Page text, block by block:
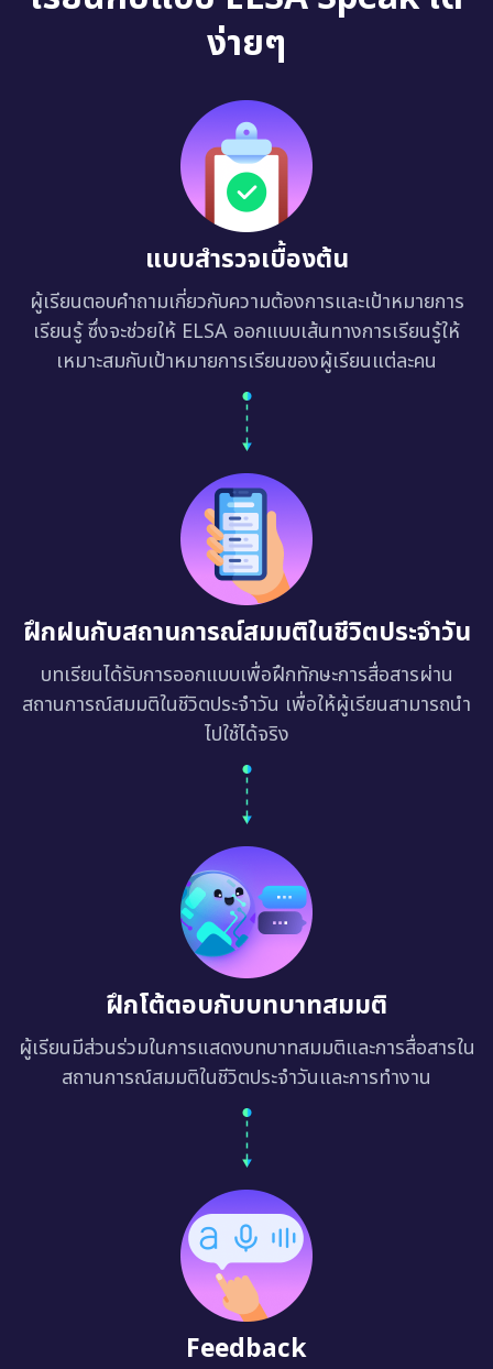
ง่ายๆ
แบบสำรวจเบื้องต้น
ผู้เรียนตอบคำถามเกี่ยวกับความต้องการและเป้าหมายการ
เรียนรู้ ซึ่งจะช่วยให้ ELSA ออกแบบเส้นทางการเรียนรู้ให้
เหมาะสมกับเป้าหมายการเรียนของผู้เรียนแต่ละคน
ฝึกฝนกับสถานการณ์สมมติในชีวิตประจำวัน
บทเรียนได้รับการออกแบบเพื่อฝึกทักษะการสื่อสารผ่าน
สถานการณ์สมมติในชีวิตประจำวัน เพื่อให้ผู้เรียนสามารถนำ
ไปใช้ได้จริง
ฝึกโต้ตอบกับบทบาทสมมติ
ผู้เรียนมีส่วนร่วมในการแสดงบทบาทสมมติและการสื่อสารใน
สถานการณ์สมมติในชีวิตประจำวันและการทำงาน
Feedback